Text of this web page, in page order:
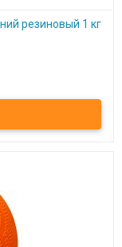
резиновый 1 кг
1 кг